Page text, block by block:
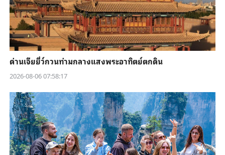
ด่านเจียยี่ว์กวนท่ามกลางแสงพระอาทิตย์ตกดิน
2026-08-06 07:58:17